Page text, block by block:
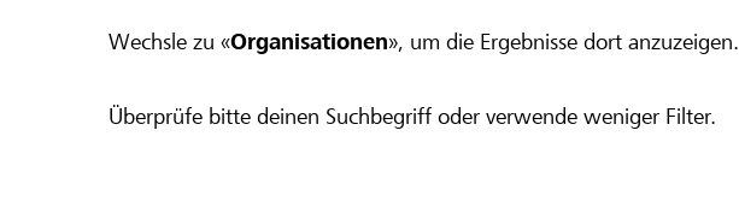
Wechsle zu «Organisationen», um die Ergebnisse dort anzuzeigen.
Überprüfe bitte deinen Suchbegriff oder verwende weniger Filter.